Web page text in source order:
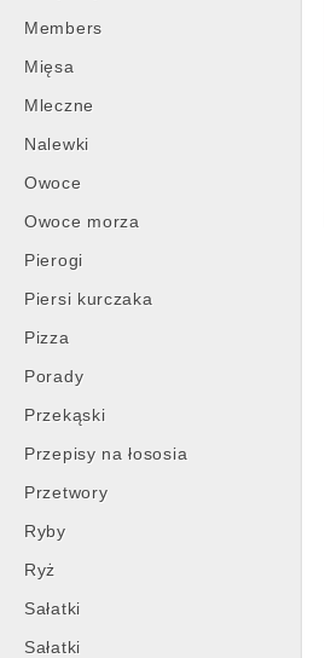
Members
Mięsa
Mleczne
Nalewki
Owoce
Owoce morza
Pierogi
Piersi kurczaka
Pizza
Porady
Przekąski
Przepisy na łososia
Przetwory
Ryby
Ryż
Sałatki
Sałatki